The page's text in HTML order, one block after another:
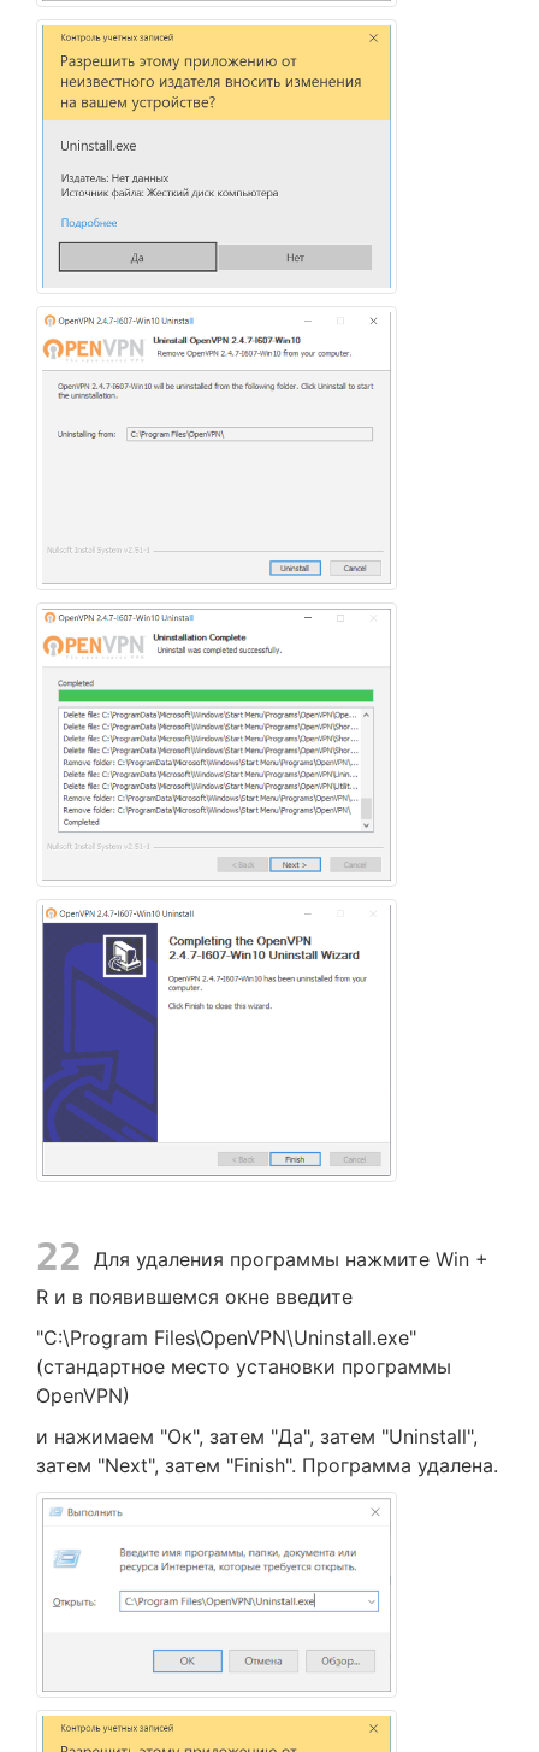
22 Для удаления программы нажмите Win +
R и в появившемся окне введите
"C:\Program Files\OpenVPN\Uninstall.exe"
(стандартное место установки программы
OpenVPN)
и нажимаем "Ок", затем "Да", затем "Uninstall",
затем "Next", затем "Finish". Программа удалена.